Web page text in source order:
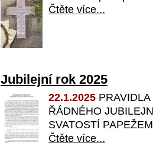
Čtěte více...
Jubilejní rok 2025
22.1.2025
ŘÁDNÉHO
SVATOSTÍ
Čtěte více...